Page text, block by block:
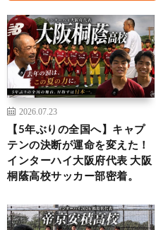
2026.07.23
【5年ぶりの全国へ】キャプ
テンの決断が運命を変えた！
インターハイ大阪府代表 大阪
桐蔭高校サッカー部密着。